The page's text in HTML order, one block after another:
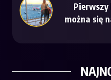
Pierwszy
można się